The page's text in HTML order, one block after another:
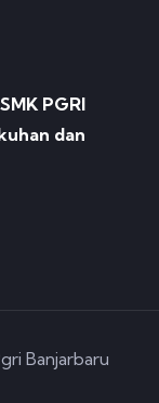
PGRI
dan
Banjarbaru